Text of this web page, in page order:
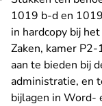
1019 b-d en
in hardcopy bij
Zaken, kamer
aan te bieden bij
administratie, en
bijlagen in Word-